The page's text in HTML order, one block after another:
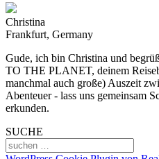
Christina
Frankfurt, Germany
Gude, ich bin Christina und
TO THE PLANET, deinem
manchmal auch große) Auszeit
Abenteuer - lass uns gemeinsam
erkunden.
SUCHE